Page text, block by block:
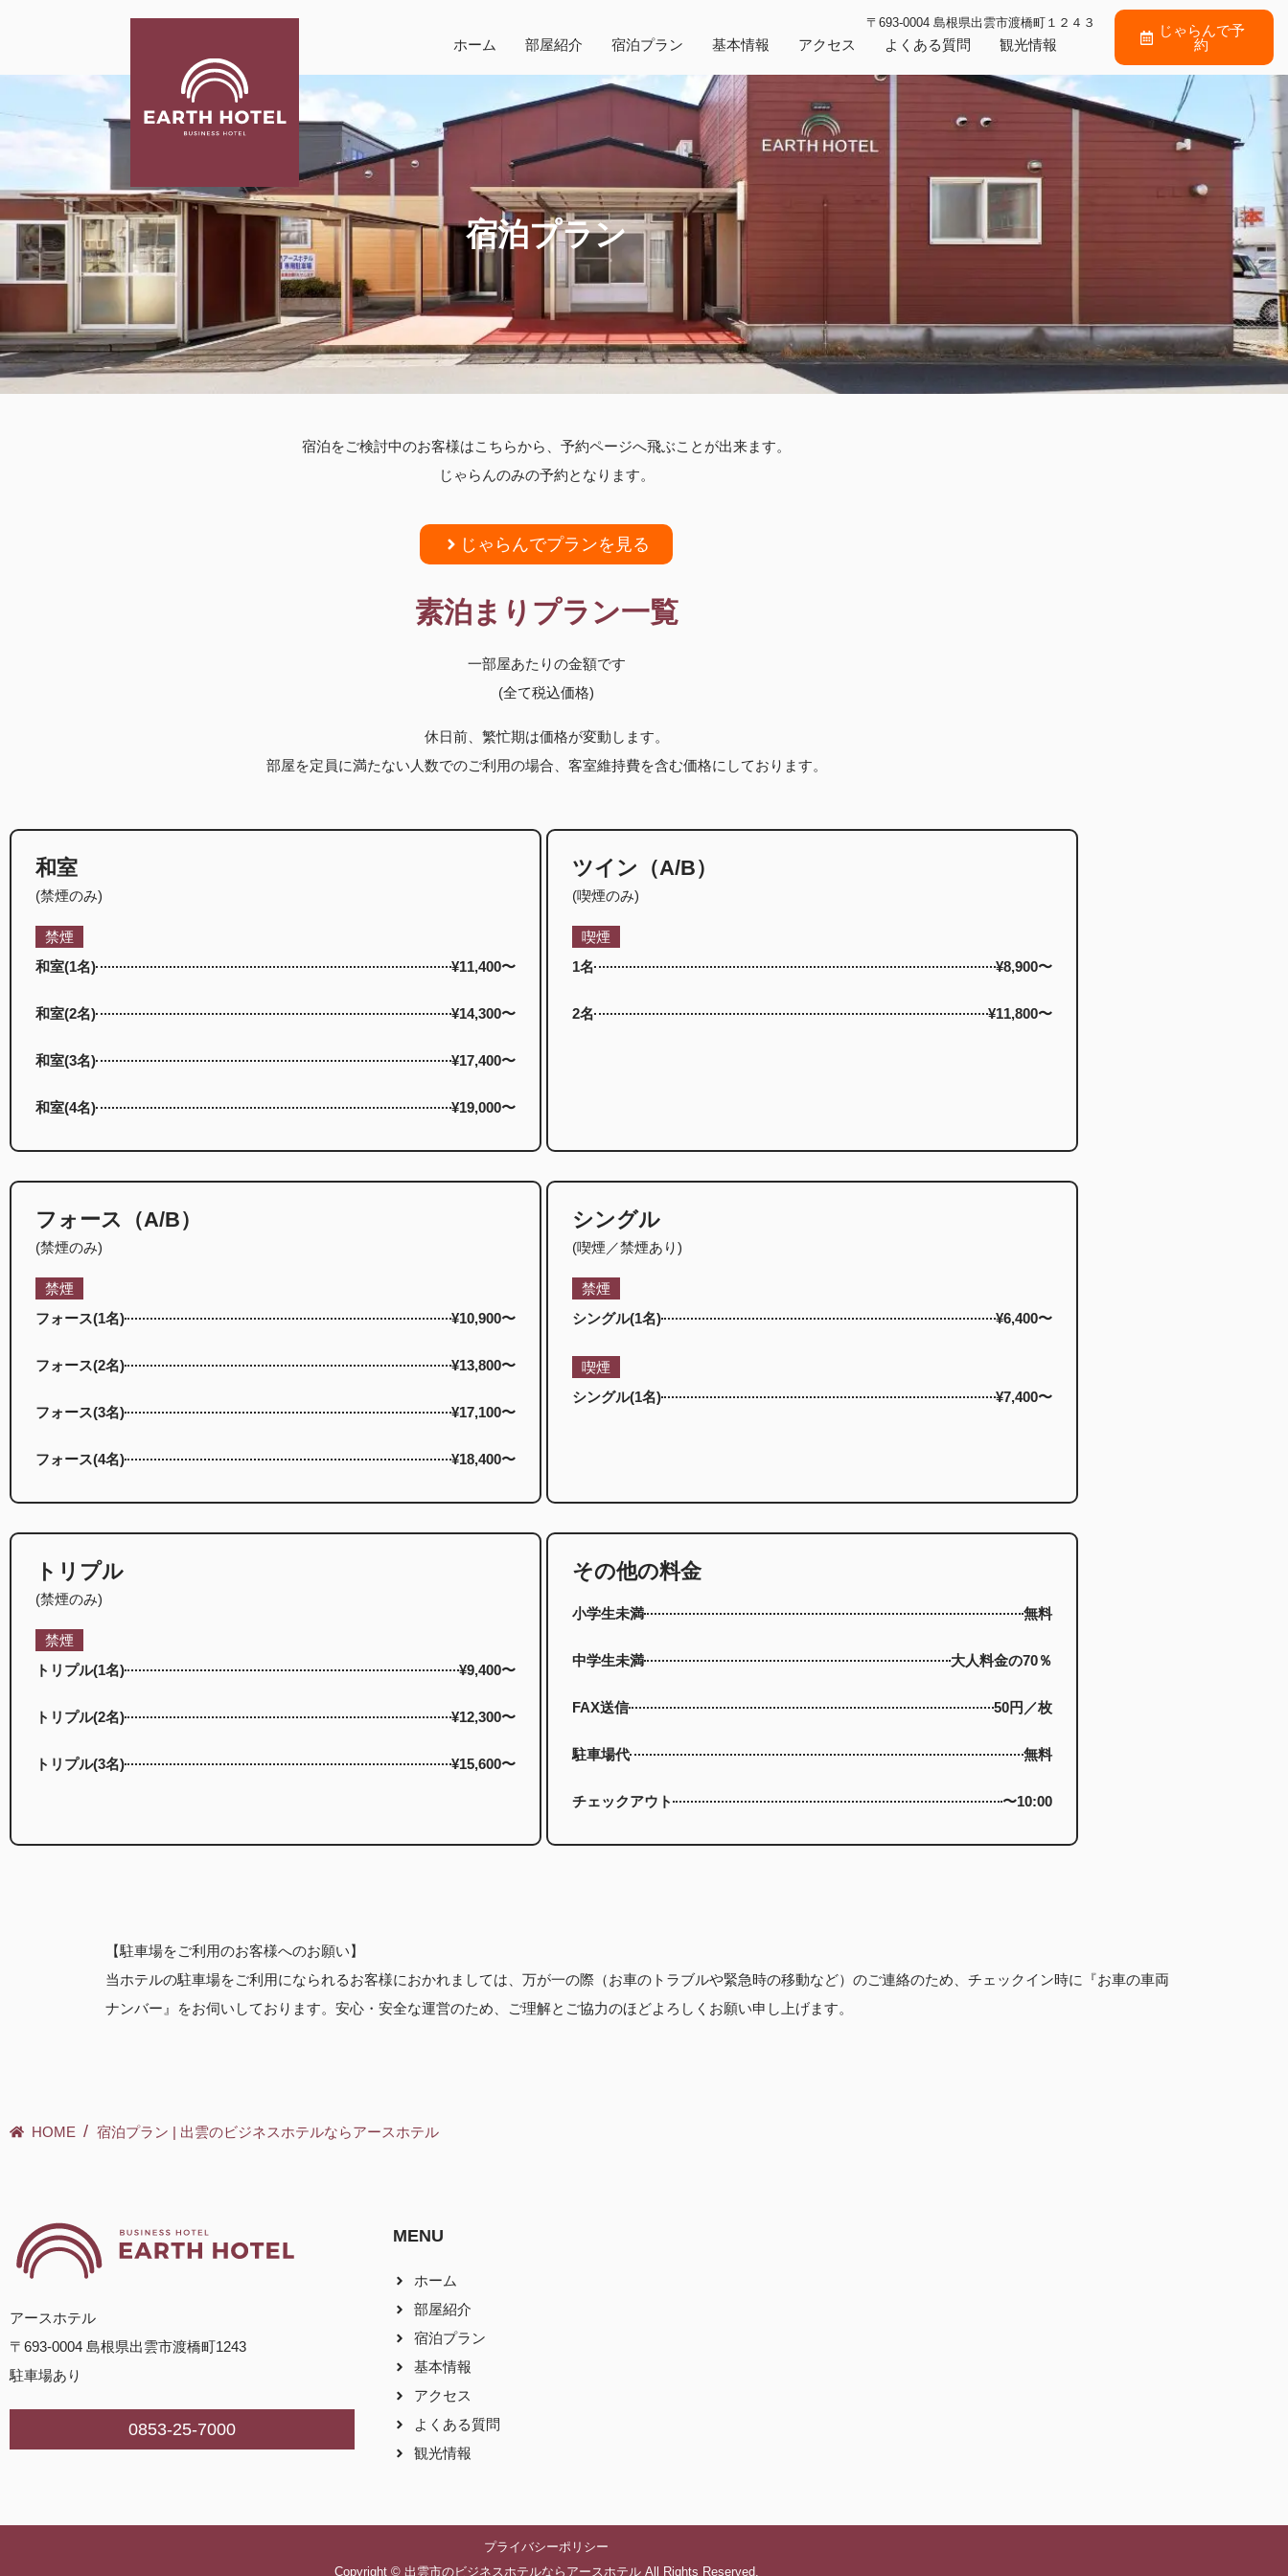
〒693-0004 島根県出雲市渡橋町１２４３
ホーム 部屋紹介 宿泊プラン 基本情報 アクセス よくある質問 観光情報
じゃらんで予
約
宿泊プラン
宿泊をご検討中のお客様はこちらから、予約ページへ飛ぶことが出来ます。
じゃらんのみの予約となります。
じゃらんでプランを見る
素泊まりプラン一覧
一部屋あたりの金額です
(全て税込価格)
休日前、繁忙期は価格が変動します。
部屋を定員に満たない人数でのご利用の場合、客室維持費を含む価格にしております。
和室
(禁煙のみ)
禁煙
和室(1名)
¥11,400〜
和室(2名) ¥14,300〜
和室(3名) ¥17,400〜
和室(4名) ¥19,000〜
ツイン（A/B）
(喫煙のみ)
喫煙
1名
¥8,900〜
2名 ¥11,800〜
フォース（A/B）
(禁煙のみ)
禁煙
フォース(1名)
¥10,900〜
フォース(2名) ¥13,800〜
フォース(3名) ¥17,100〜
フォース(4名) ¥18,400〜
シングル
(喫煙／禁煙あり)
禁煙
シングル(1名)
¥6,400〜
喫煙
シングル(1名)
¥7,400〜
トリプル
(禁煙のみ)
禁煙
トリプル(1名)
¥9,400〜
トリプル(2名) ¥12,300〜
トリプル(3名) ¥15,600〜
その他の料金
小学生未満 無料
中学生未満 大人料金の70％
FAX送信 50円／枚
駐車場代 無料
チェックアウト 〜10:00
【駐車場をご利用のお客様へのお願い】
当ホテルの駐車場をご利用になられるお客様におかれましては、万が一の際（お車のトラブルや緊急時の移動など）のご連絡のため、チェックイン時に『お車の車両
ナンバー』をお伺いしております。 安心・安全な運営のため、ご理解とご協力のほどよろしくお願い申し上げます。
HOME / 宿泊プラン | 出雲のビジネスホテルならアースホテル
アースホテル
〒693-0004 島根県出雲市渡橋町1243
駐車場あり
0853-25-7000
MENU
ホーム
部屋紹介
宿泊プラン
基本情報
アクセス
よくある質問
観光情報
プライバシーポリシー
Copyright © 出雲市のビジネスホテルならアースホテル All Rights Reserved.